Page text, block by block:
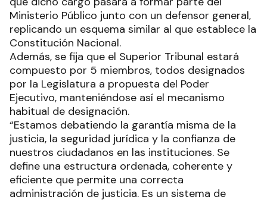
Ministerio Público junto con un defensor general,
replicando un esquema similar al que establece la
Constitución Nacional.
Además, se fija que el Superior Tribunal estará
compuesto por 5 miembros, todos designados
por la Legislatura a propuesta del Poder
Ejecutivo, manteniéndose así el mecanismo
habitual de designación.
“Estamos debatiendo la garantía misma de la
justicia, la seguridad jurídica y la confianza de
nuestros ciudadanos en las instituciones. Se
define una estructura ordenada, coherente y
eficiente que permite una correcta
administración de justicia. Es un sistema de